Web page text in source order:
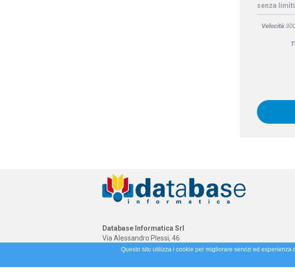
senza
Velocità
Database Informatica Srl
Via Alessandro Plessi, 46
41058 Vignola (MO)
(39) 059 773888 - (39) 059 5961415
Questo sito utilizza i cookie per migliorare servizi ed